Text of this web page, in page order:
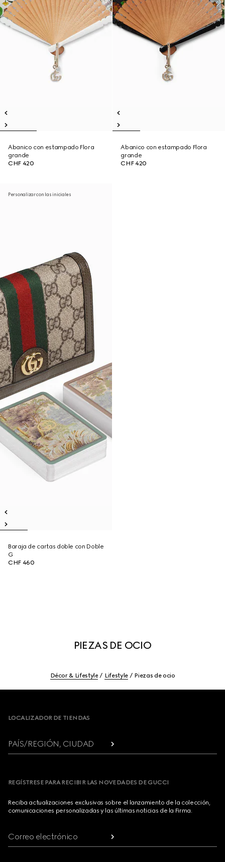
Abanico con estampado Flora
grande
CHF 420
Abanico con estampado Flora
grande
CHF 420
Personalizar con las iniciales
Baraja de cartas doble con Doble
G
CHF 460
PIEZAS DE OCIO
Décor & Lifestyle Lifestyle Piezas de ocio
LOCALIZADOR DE TIENDAS
PAÍS/REGIÓN, CIUDAD
REGÍSTRESE PARA RECIBIR LAS NOVEDADES DE GUCCI
Reciba actualizaciones exclusivas sobre el lanzamiento de la colección,
comunicaciones personalizadas y las últimas noticias de la Firma.
Correo electrónico